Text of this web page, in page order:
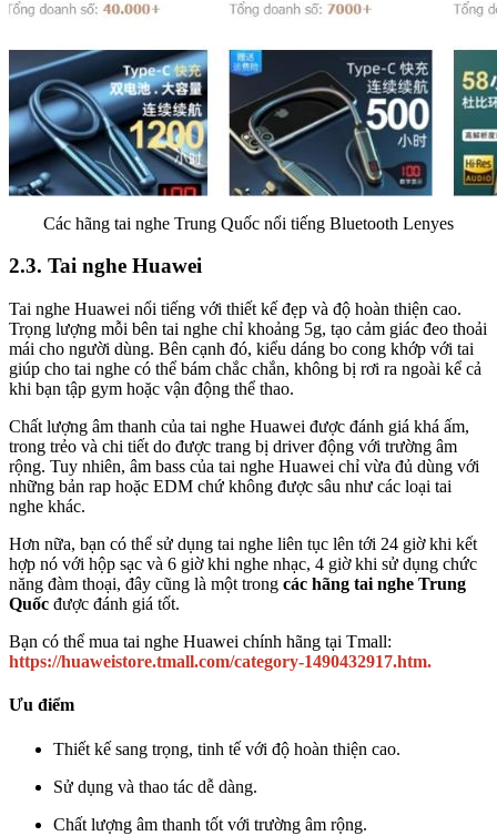
Các hãng tai nghe Trung Quốc nổi tiếng Bluetooth Lenyes
2.3. Tai nghe Huawei
Tai nghe Huawei nổi tiếng với thiết kế đẹp và độ hoàn thiện cao.
Trọng lượng mỗi bên tai nghe chỉ khoảng 5g, tạo cảm giác đeo thoải
mái cho người dùng. Bên cạnh đó, kiểu dáng bo cong khớp với tai
giúp cho tai nghe có thể bám chắc chắn, không bị rơi ra ngoài kể cả
khi bạn tập gym hoặc vận động thể thao.
Chất lượng âm thanh của tai nghe Huawei được đánh giá khá ấm,
trong trẻo và chi tiết do được trang bị driver động với trường âm
rộng. Tuy nhiên, âm bass của tai nghe Huawei chỉ vừa đủ dùng với
những bản rap hoặc EDM chứ không được sâu như các loại tai
nghe khác.
Hơn nữa, bạn có thể sử dụng tai nghe liên tục lên tới 24 giờ khi kết
hợp nó với hộp sạc và 6 giờ khi nghe nhạc, 4 giờ khi sử dụng chức
năng đàm thoại, đây cũng là một trong các hãng tai nghe Trung
Quốc được đánh giá tốt.
Bạn có thể mua tai nghe Huawei chính hãng tại Tmall:
https://huaweistore.tmall.com/category-1490432917.htm.
Ưu điểm
Thiết kế sang trọng, tinh tế với độ hoàn thiện cao.
Sử dụng và thao tác dễ dàng.
Chất lượng âm thanh tốt với trường âm rộng.